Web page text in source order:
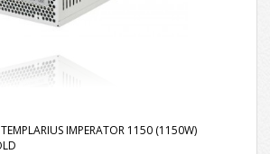
IMPERATOR 1150 (1150W)